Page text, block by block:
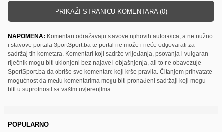
PRIKAŽI STRANICU KOMENTARA (0)
NAPOMENA: Komentari odražavaju stavove njihovih autora/ica, a ne nužno
i stavove portala SportSport.ba te portal ne može i neće odgovarati za
sadržaj tih kometara. Komentari koji sadrže vrijeđanja, psovanja i vulgaran
riječnik mogu biti uklonjeni bez najave i objašnjenja, ali to ne obavezuje
SportSport.ba da obriše sve komentare koji krše pravila. Čitanjem prihvatate
mogućnost da među komentarima mogu biti pronađeni sadržaji koji mogu
biti u suprotnosti sa vašim uvjerenjima.
POPULARNO